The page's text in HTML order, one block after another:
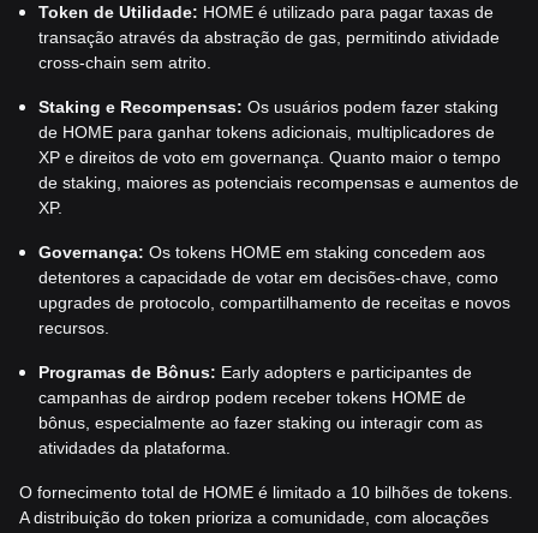
Token de Utilidade: HOME é utilizado para pagar taxas de
transação através da abstração de gas, permitindo atividade
cross-chain sem atrito.
Staking e Recompensas: Os usuários podem fazer staking
de HOME para ganhar tokens adicionais, multiplicadores de
XP e direitos de voto em governança. Quanto maior o tempo
de staking, maiores as potenciais recompensas e aumentos de
XP.
Governança: Os tokens HOME em staking concedem aos
detentores a capacidade de votar em decisões-chave, como
upgrades de protocolo, compartilhamento de receitas e novos
recursos.
Programas de Bônus: Early adopters e participantes de
campanhas de airdrop podem receber tokens HOME de
bônus, especialmente ao fazer staking ou interagir com as
atividades da plataforma.
O fornecimento total de HOME é limitado a 10 bilhões de tokens.
A distribuição do token prioriza a comunidade, com alocações